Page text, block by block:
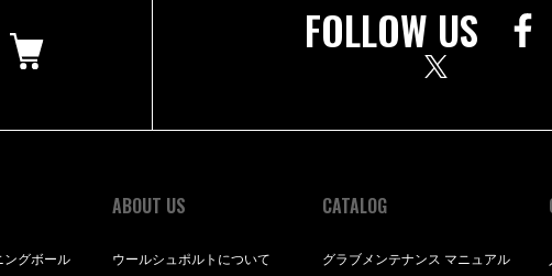
FOLLOW US
ングボール
ABOUT US
ウールシュポルトについて
CATALOG
グラブメンテナンス マニュアル